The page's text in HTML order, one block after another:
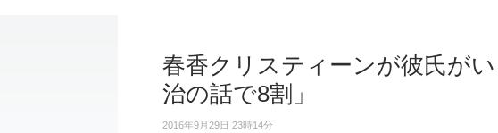
春香クリスティーンが彼氏が
治の話で8割」
2016年9月29日 23時14分